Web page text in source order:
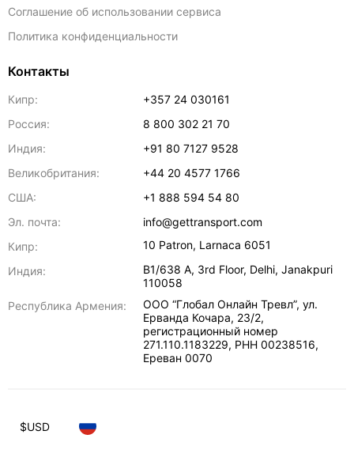
Соглашение об использовании сервиса
Политика конфиденциальности
Контакты
Кипр:
+357 24 030161
Россия:
8 800 302 21 70
Индия:
+91 80 7127 9528
Великобритания:
+44 20 4577 1766
США:
+1 888 594 54 80
Эл. почта:
info@gettransport.com
Кипр:
10 Patron, Larnaca 6051
Индия:
B1/638 A, 3rd Floor, Delhi,Janakpuri
110058
Республика Армения:
ООО “Глобал Онлайн Тревл”, ул.
Ерванда Кочара, 23/2,
регистрационный номер
271.110.1183229, РНН 00238516,
Ереван 0070
$USD